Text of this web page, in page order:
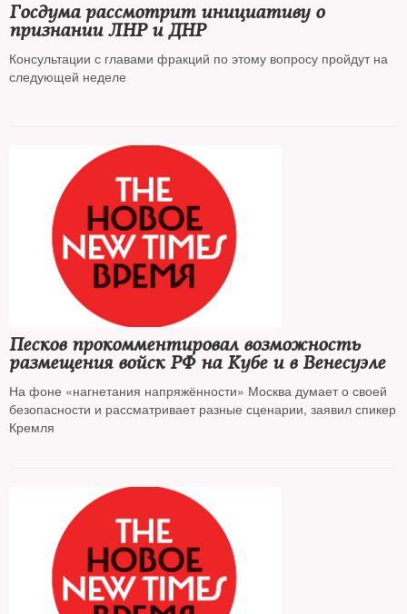
Госдума рассмотрит инициативу о
признании ЛНР и ДНР
Консультации с главами фракций по этому вопросу пройдут на
следующей неделе
Песков прокомментировал возможность
размещения войск РФ на Кубе и в Венесуэле
На фоне «нагнетания напряжённости» Москва думает о своей
безопасности и рассматривает разные сценарии, заявил спикер
Кремля